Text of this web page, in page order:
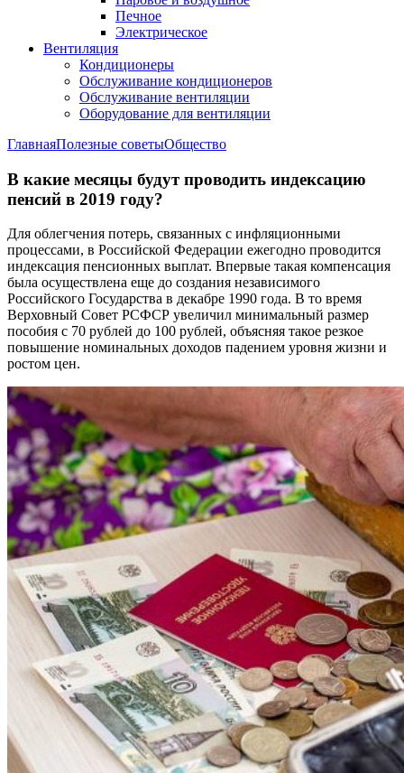
Печное
Электрическое
Вентиляция
Кондиционеры
Обслуживание кондиционеров
Обслуживание вентиляции
Оборудование для вентиляции
ГлавнаяПолезные советыОбщество
В какие месяцы будут проводить индексацию
пенсий в 2019 году?
Для облегчения потерь, связанных с инфляционными
процессами, в Российской Федерации ежегодно проводится
индексация пенсионных выплат. Впервые такая компенсация
была осуществлена еще до создания независимого
Российского Государства в декабре 1990 года. В то время
Верховный Совет РСФСР увеличил минимальный размер
пособия с 70 рублей до 100 рублей, объясняя такое резкое
повышение номинальных доходов падением уровня жизни и
ростом цен.